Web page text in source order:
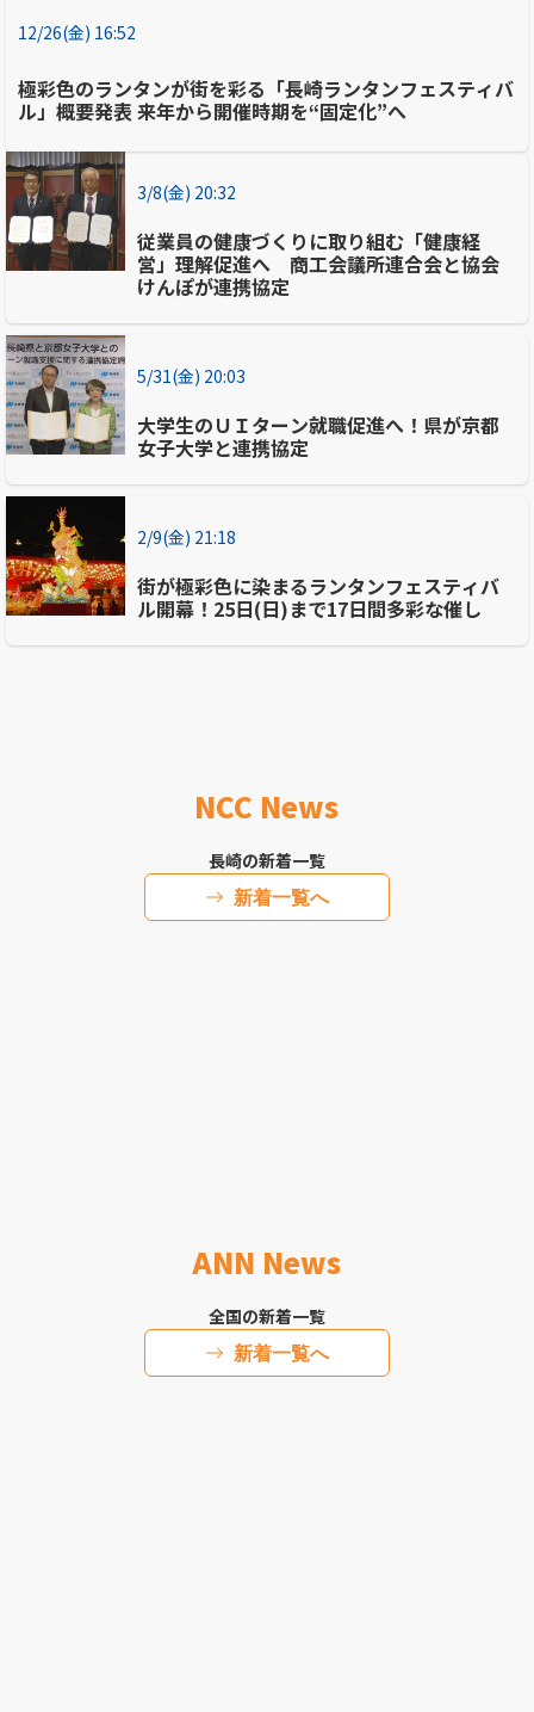
12/26(金) 16:52
極彩色のランタンが街を彩る「長崎ランタンフェスティバ
ル」概要発表 来年から開催時期を“固定化”へ
3/8(金) 20:32
従業員の健康づくりに取り組む「健康経
営」理解促進へ 商工会議所連合会と協会
けんぽが連携協定
5/31(金) 20:03
大学生のＵＩターン就職促進へ！県が京都
女子大学と連携協定
2/9(金) 21:18
街が極彩色に染まるランタンフェスティバ
ル開幕！25日(日)まで17日間多彩な催し
NCC News
長崎の新着一覧
新着一覧へ
ANN News
全国の新着一覧
新着一覧へ